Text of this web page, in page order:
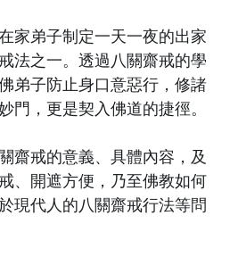
家弟子制定一天一夜的出家
法之一。透過八關齋戒的學
弟子防止身口意惡行，修諸
門，更是契入佛道的捷徑。
齋戒的意義、具體內容，及
、開遮方便，乃至佛教如何
現代人的八關齋戒行法等問